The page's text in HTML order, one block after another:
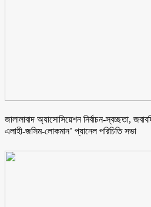
জালালাবাদ অ্যাসোসিয়েশন নির্বাচন-স্বচ্ছতা,
এলাহী-জসিম-লোকমান’ প্যানেল পরিচিতি সভা